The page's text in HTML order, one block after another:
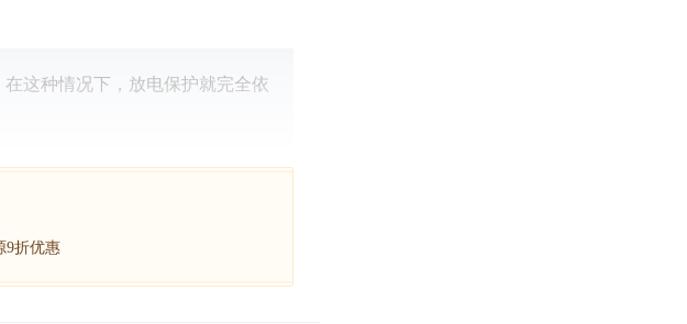
这种情况下，放电保护就完全依
9折优惠